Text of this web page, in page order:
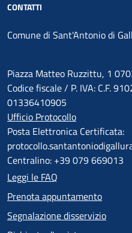
CONTATTI
Comune di Sant'Antonio di
Piazza Matteo Ruzzittu, 1
Codice fiscale / P. IVA: C.F.
01336410905
Ufficio Protocollo
Posta Elettronica Certificata:
Centralino: +39 079 669013
Leggi le FAQ
Prenota appuntamento
Segnalazione disservizio